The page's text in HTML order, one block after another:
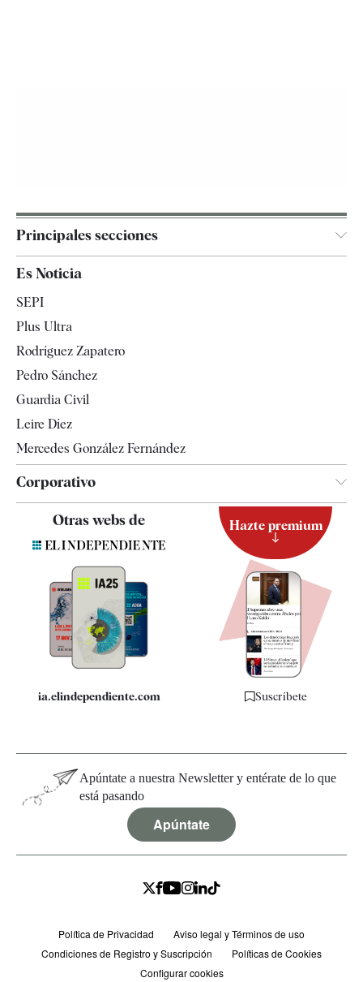
Principales secciones
España
Televisión
Es Noticia
SEPI
Plus Ultra
Rodríguez Zapatero
Pedro Sánchez
Guardia Civil
Leire Díez
Mercedes González Fernández
Corporativo
Contacto
Quiénes somos
Especificaciones
Otras webs de
ia.elindependiente.com
Hazte premium
Suscríbete
Apúntate a nuestra Newsletter y entérate de lo que
está pasando
Apúntate
Política de Privacidad
Aviso legal y Términos de uso
Condiciones de Registro y Suscripción
Políticas de Cookies
Configurar cookies